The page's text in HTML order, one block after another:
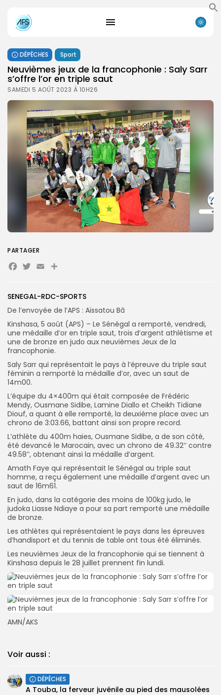
Search
for:
DÉPÊCHES Sport
Neuvièmes jeux de la francophonie : Saly Sarr
s’offre l’or en triple saut
SAMEDI 5 AOÛT 2023 À 10H26
SENEGAL-RDC-SPORTS
De l’envoyée de l’APS : Aïssatou Bâ
Kinshasa, 5 août (APS) – Le Sénégal a remporté, vendredi,
une médaille d’or en triple saut, trois d’argent athlétisme et
une de bronze en judo aux neuvièmes Jeux de la
francophonie.
Saly Sarr qui représentait le pays à l’épreuve du triple saut
féminin a remporté la médaille d’or, avec un saut de
14m00.
L’équipe du 4×400m qui était composée de Frédéric
Mendy, Ousmane Sidibe, Lamine Diallo et Cheikh Tidiane
Diouf, a quant à elle remporté, la deuxième place avec un
chrono de 3:03.66, battant ainsi son propre record.
L’athlète du 400m haies, Ousmane Sidibe, a de son côté,
été devancé le Marocain, avec un chrono de 49.32’’ contre
49.58’’, obtenant ainsi la médaille d’argent.
Amath Faye qui représentait le Sénégal au triple saut
homme, a reçu également une médaille d’argent avec un
saut de 16m61.
En judo, dans la catégorie des moins de 100kg judo, le
judoka Liasse Ndiaye a pour sa part remporté une médaille
de bronze.
Les athlètes qui représentaient le pays dans les épreuves
d’handisport et du tennis de table ont tous été éliminés.
Les neuvièmes Jeux de la francophonie qui se tiennent à
Kinshasa depuis le 28 juillet prennent fin lundi.
AMN/AKS
Voir aussi :
DÉPÊCHES
A Touba, la ferveur juvénile au pied des mausolées
PARTAGER
Facebook
Twitter
EmailPartager